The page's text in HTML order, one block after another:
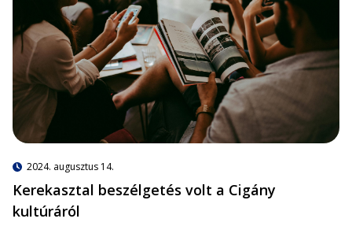
2024. augusztus 14.
Kerekasztal beszélgetés volt a Cigány
kultúráról